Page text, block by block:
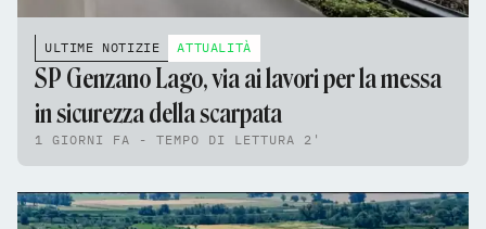
ULTIME NOTIZIE ATTUALITÀ
SP Genzano Lago, via ai lavori per la messa
in sicurezza della scarpata
1 GIORNI FA - TEMPO DI LETTURA 2'